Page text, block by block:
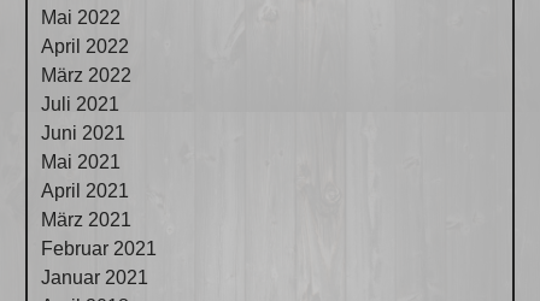
Mai 2022
April 2022
März 2022
Juli 2021
Juni 2021
Mai 2021
April 2021
März 2021
Februar 2021
Januar 2021